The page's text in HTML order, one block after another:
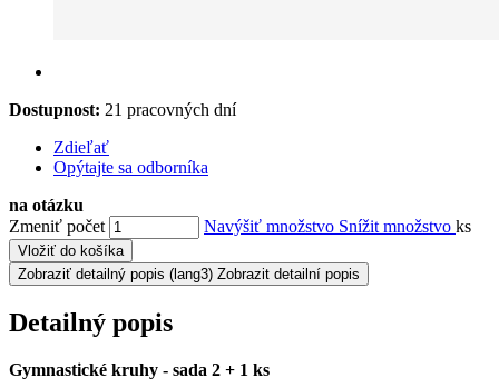
Dostupnost: 21 pracovných dní
Zdieľať
Opýtajte sa odborníka
na otázku
Zmeniť počet
Navýšiť množstvo Snížit množstvo ks
Vložiť do košíka
Zobraziť detailný popis (lang3) Zobrazit detailní popis
Detailný popis
Gymnastické kruhy - sada 2 + 1 ks